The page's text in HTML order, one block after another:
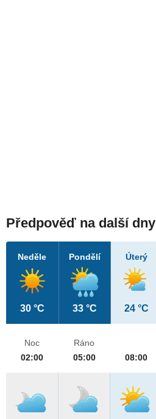
Předpověď na další dny
Neděle
30 °C
Pondělí
33 °C
Úterý
24 °C
Noc
02:00
Ráno
05:00
08:00